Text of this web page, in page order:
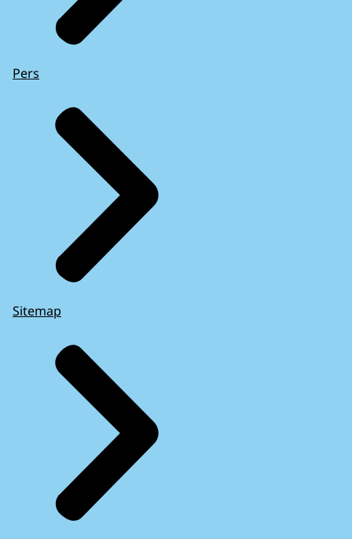
Pers
Sitemap